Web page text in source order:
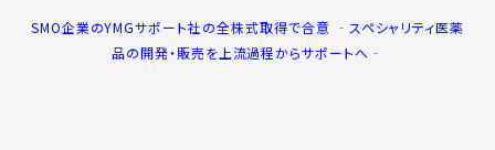
SMO企業のYMGサポート社の全株式取得で合意 ‐スペシャリティ医薬
品の開発・販売を上流過程からサポートへ‐